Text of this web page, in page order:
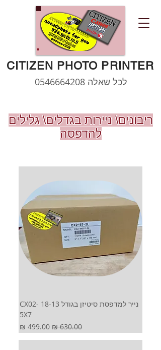
CITIZEN PHOTO PRINTER
לכל שאלה 0546664208
ריבונים\ ניירות בגדלים\ גלילים
להדפסה
נייר למדפסת סיטיזן בגודל 18-13 CX02-
5X7
מחיר רגיל מחיר מבצע